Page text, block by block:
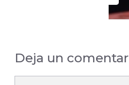
Deja un